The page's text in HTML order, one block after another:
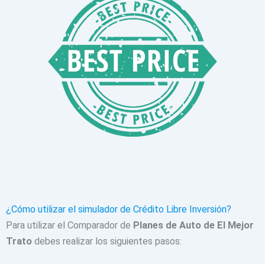
¿Cómo utilizar el simulador de Crédito Libre Inversión?
Para utilizar el Comparador de Planes de Auto de El Mejor
Trato debes realizar los siguientes pasos: